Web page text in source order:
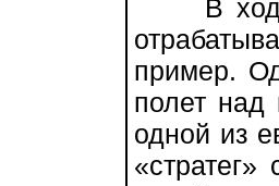
В ходе
пример.
полет над
одной из